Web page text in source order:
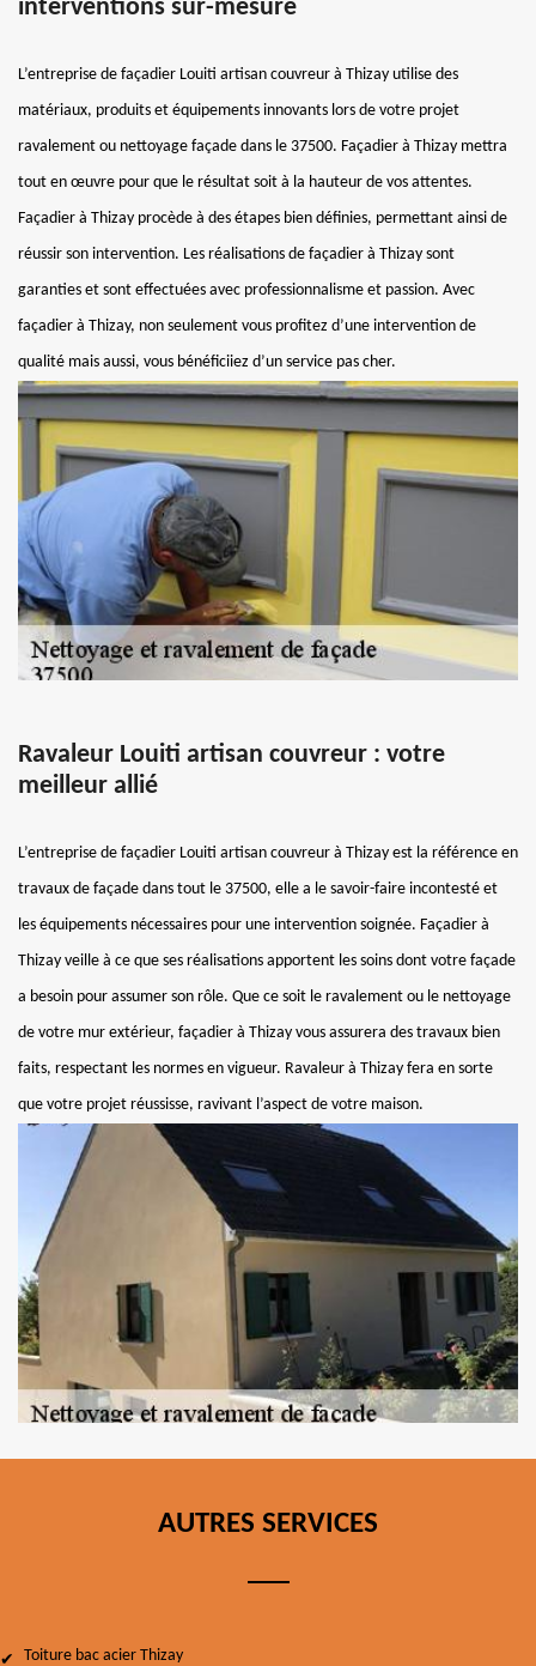
interventions sur-mesure
L’entreprise de façadier Louiti artisan couvreur à Thizay utilise des
matériaux, produits et équipements innovants lors de votre projet
ravalement ou nettoyage façade dans le 37500. Façadier à Thizay mettra
tout en œuvre pour que le résultat soit à la hauteur de vos attentes.
Façadier à Thizay procède à des étapes bien définies, permettant ainsi de
réussir son intervention. Les réalisations de façadier à Thizay sont
garanties et sont effectuées avec professionnalisme et passion. Avec
façadier à Thizay, non seulement vous profitez d’une intervention de
qualité mais aussi, vous bénéficiiez d’un service pas cher.
Ravaleur Louiti artisan couvreur : votre
meilleur allié
L’entreprise de façadier Louiti artisan couvreur à Thizay est la référence en
travaux de façade dans tout le 37500, elle a le savoir-faire incontesté et
les équipements nécessaires pour une intervention soignée. Façadier à
Thizay veille à ce que ses réalisations apportent les soins dont votre façade
a besoin pour assumer son rôle. Que ce soit le ravalement ou le nettoyage
de votre mur extérieur, façadier à Thizay vous assurera des travaux bien
faits, respectant les normes en vigueur. Ravaleur à Thizay fera en sorte
que votre projet réussisse, ravivant l’aspect de votre maison.
AUTRES SERVICES
Toiture bac acier Thizay